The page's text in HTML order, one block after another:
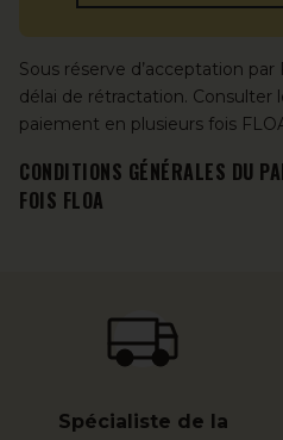
Sous réserve d’acceptation par
délai de rétractation. Consulter
paiement en plusieurs fois
CONDITIONS GÉNÉRALES DU
FOIS FLOA
Spécialiste de la